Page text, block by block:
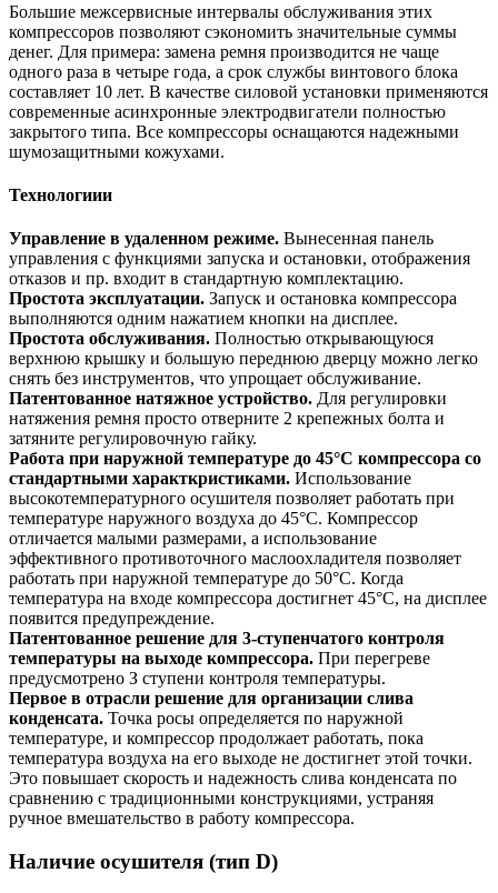
Большие межсервисные интервалы обслуживания этих
компрессоров позволяют сэкономить значительные суммы
денег. Для примера: замена ремня производится не чаще
одного раза в четыре года, а срок службы винтового блока
составляет 10 лет. В качестве силовой установки применяются
современные асинхронные электродвигатели полностью
закрытого типа. Все компрессоры оснащаются надежными
шумозащитными кожухами.
Технологиии
Управление в удаленном режиме. Вынесенная панель
управления с функциями запуска и остановки, отображения
отказов и пр. входит в стандартную комплектацию.
Простота эксплуатации. Запуск и остановка компрессора
выполняются одним нажатием кнопки на дисплее.
Простота обслуживания. Полностью открывающуюся
верхнюю крышку и большую переднюю дверцу можно легко
снять без инструментов, что упрощает обслуживание.
Патентованное натяжное устройство. Для регулировки
натяжения ремня просто отверните 2 крепежных болта и
затяните регулировочную гайку.
Работа при наружной температуре до 45°С компрессора со
стандартными характкристиками. Использование
высокотемпературного осушителя позволяет работать при
температуре наружного воздуха до 45°С. Компрессор
отличается малыми размерами, а использование
эффективного противоточного маслоохладителя позволяет
работать при наружной температуре до 50°С. Когда
температура на входе компрессора достигнет 45°С, на дисплее
появится предупреждение.
Патентованное решение для 3-ступенчатого контроля
температуры на выходе компрессора. При перегреве
предусмотрено З ступени контроля температуры.
Первое в отрасли решение для организации слива
конденсата. Точка росы определяется по наружной
температуре, и компрессор продолжает работать, пока
температура воздуха на его выходе не достигнет этой точки.
Это повышает скорость и надежность слива конденсата по
сравнению с традиционными конструкциями, устраняя
ручное вмешательство в работу компрессора.
Наличие осушителя (тип D)